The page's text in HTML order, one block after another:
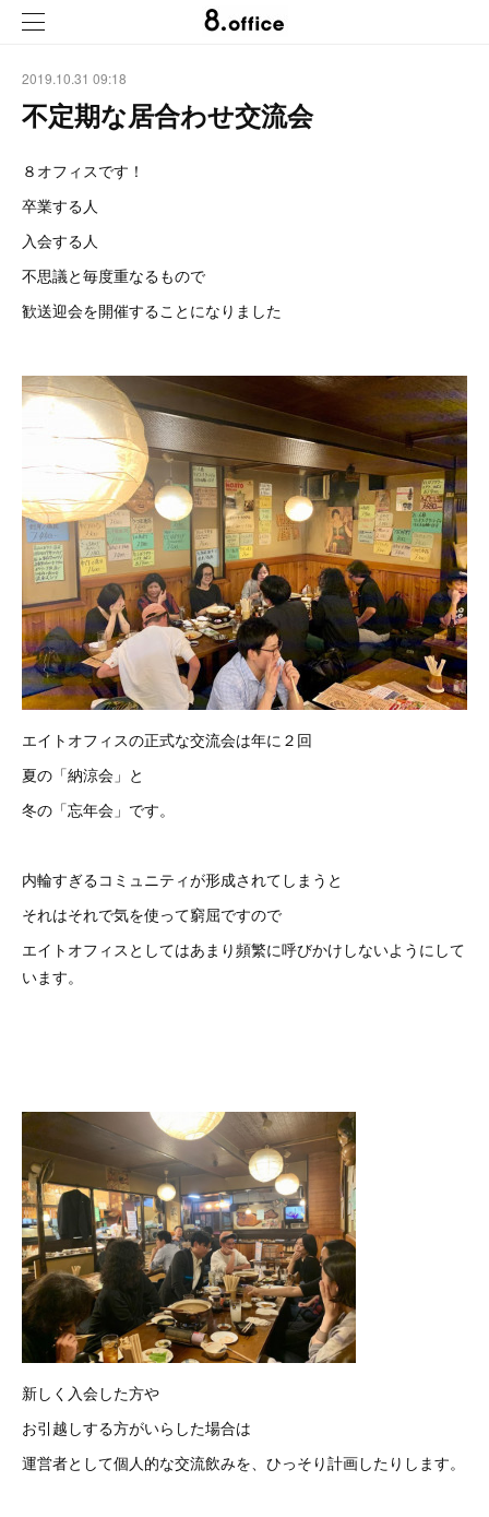
2019.10.31 09:18
不定期な居合わせ交流会
８オフィスです！
卒業する人
入会する人
不思議と毎度重なるもので
歓送迎会を開催することになりました
エイトオフィスの正式な交流会は年に２回
夏の「納涼会」と
冬の「忘年会」です。
内輪すぎるコミュニティが形成されてしまうと
それはそれで気を使って窮屈ですので
エイトオフィスとしてはあまり頻繁に呼びかけしないようにして
います。
新しく入会した方や
お引越しする方がいらした場合は
運営者として個人的な交流飲みを、ひっそり計画したりします。